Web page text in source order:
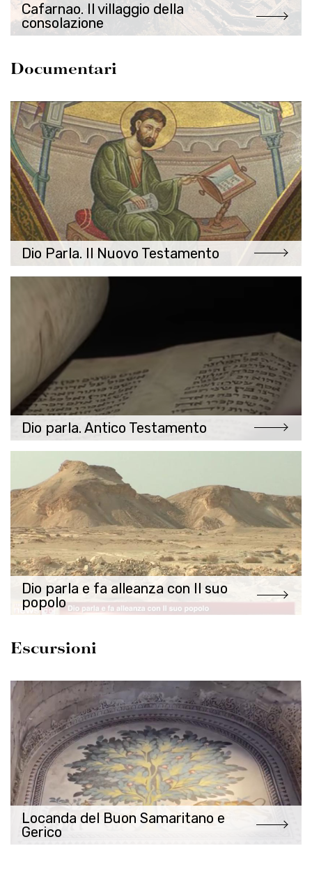
Cafarnao. Il villaggio della
consolazione
Documentari
Dio Parla. Il Nuovo Testamento
Dio parla. Antico Testamento
Dio parla e fa alleanza con Il suo
popolo
Escursioni
Locanda del Buon Samaritano e
Gerico